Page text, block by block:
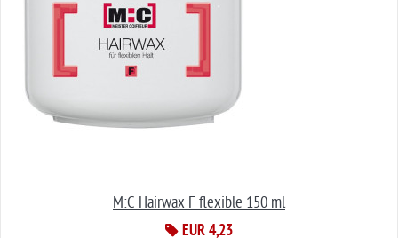
M:C Hairwax F flexible 150 ml
EUR 4,23